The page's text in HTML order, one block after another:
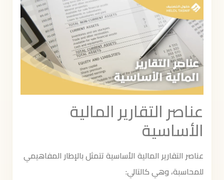
عناصر التقارير المالية
الأساسية
عناصر التقارير المالية الأساسية تتمثل بالإطار المفاهيمي
للمحاسبة، وهي كالتالي: